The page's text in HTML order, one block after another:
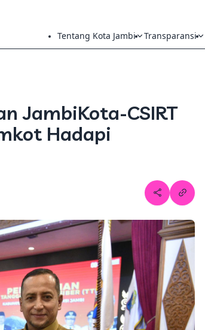
Tentang Kota Jambi Transparansi
JambiKota-CSIRT
Hadapi